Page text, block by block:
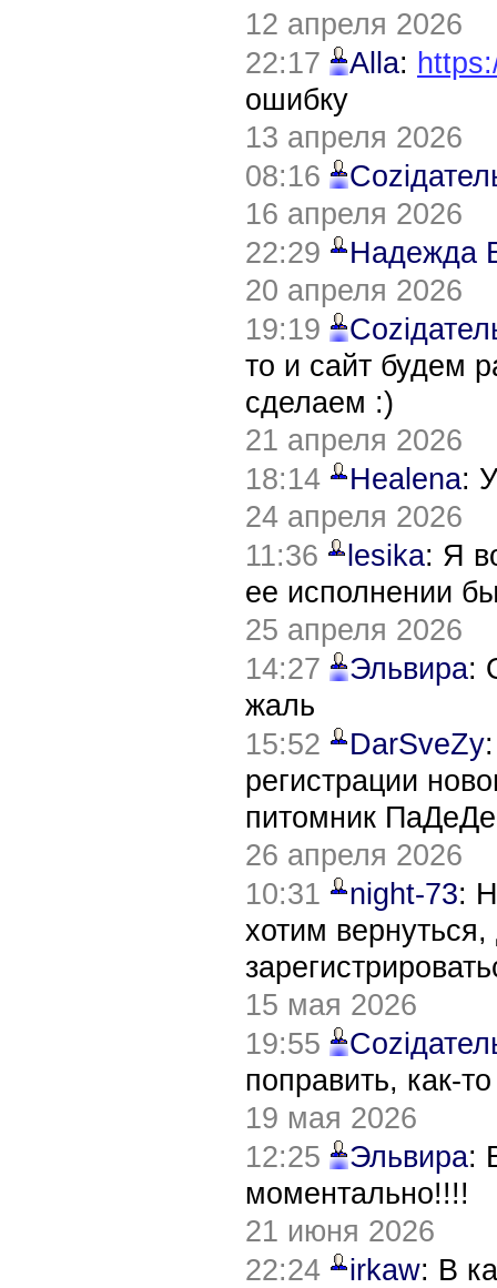
12 апреля 2026
22:17
Alla:
ошибку
13 апреля 2026
08:16
16 апреля 2026
22:29
Надежда
20 апреля 2026
19:19
то и сайт будем
сделаем :)
21 апреля 2026
18:14
Healena:
24 апреля 2026
11:36
lesika: Я
ее исполнении
25 апреля 2026
14:27
Эльвира:
жаль
15:52
DarSveZy
регистрации
питомник
26 апреля 2026
10:31
night-73:
хотим
15 мая 2026
19:55
поправить, как-
19 мая 2026
12:25
Эльвира:
моментально!!!!
21 июня 2026
22:24
irkaw: В